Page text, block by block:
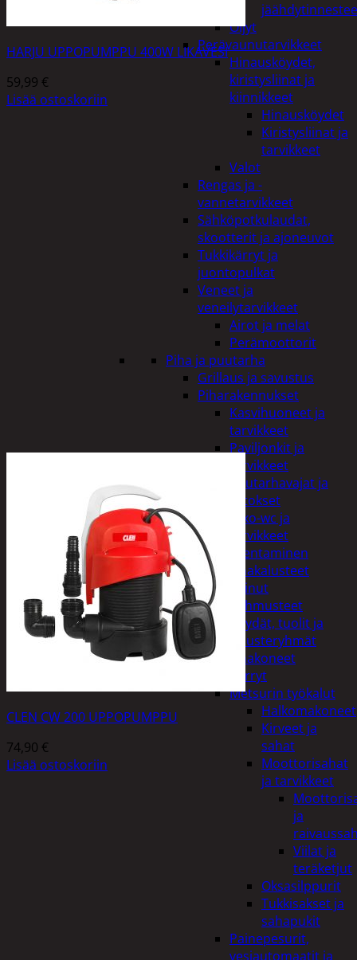
Öljyt
Perävaunutarvikkeet
Hinausköydet,
kiristysliinat ja
kiinnikkeet
Hinausköydet
Kiristysliinat ja
tarvikkeet
Valot
Rengas ja -
vannetarvikkeet
Sähköpotkulaudat,
skootterit ja ajoneuvot
Tukkikärryt ja
juontopulkat
Veneet ja
veneilytarvikkeet
Airot ja melat
Perämoottorit
Piha ja puutarha
Grillaus ja savustus
Piharakennukset
Kasvihuoneet ja
tarvikkeet
Paviljonkit ja
tarvikkeet
Puutarhavajat ja
katokset
Ulko-wc ja
tarvikkeet
Piharakentaminen
Puutarhakalusteet
Keinut
Pehmusteet
Pöydät, tuolit ja
kalusteryhmät
Puutarhakoneet
Kärryt
Metsurin työkalut
Halkomakoneet
Kirveet ja
sahat
Moottorisahat
ja tarvikkeet
ja
Viilat ja
teräketjut
Oksasilppurit
Tukkisakset ja
sahapukit
Painepesurit,
vesiautomaatit ja
HARJU UPPOPUMPPU 400W LIKAVESI
59,99 €
Lisää ostoskoriin
CLEN CW 200 UPPOPUMPPU
74,90 €
Lisää ostoskoriin